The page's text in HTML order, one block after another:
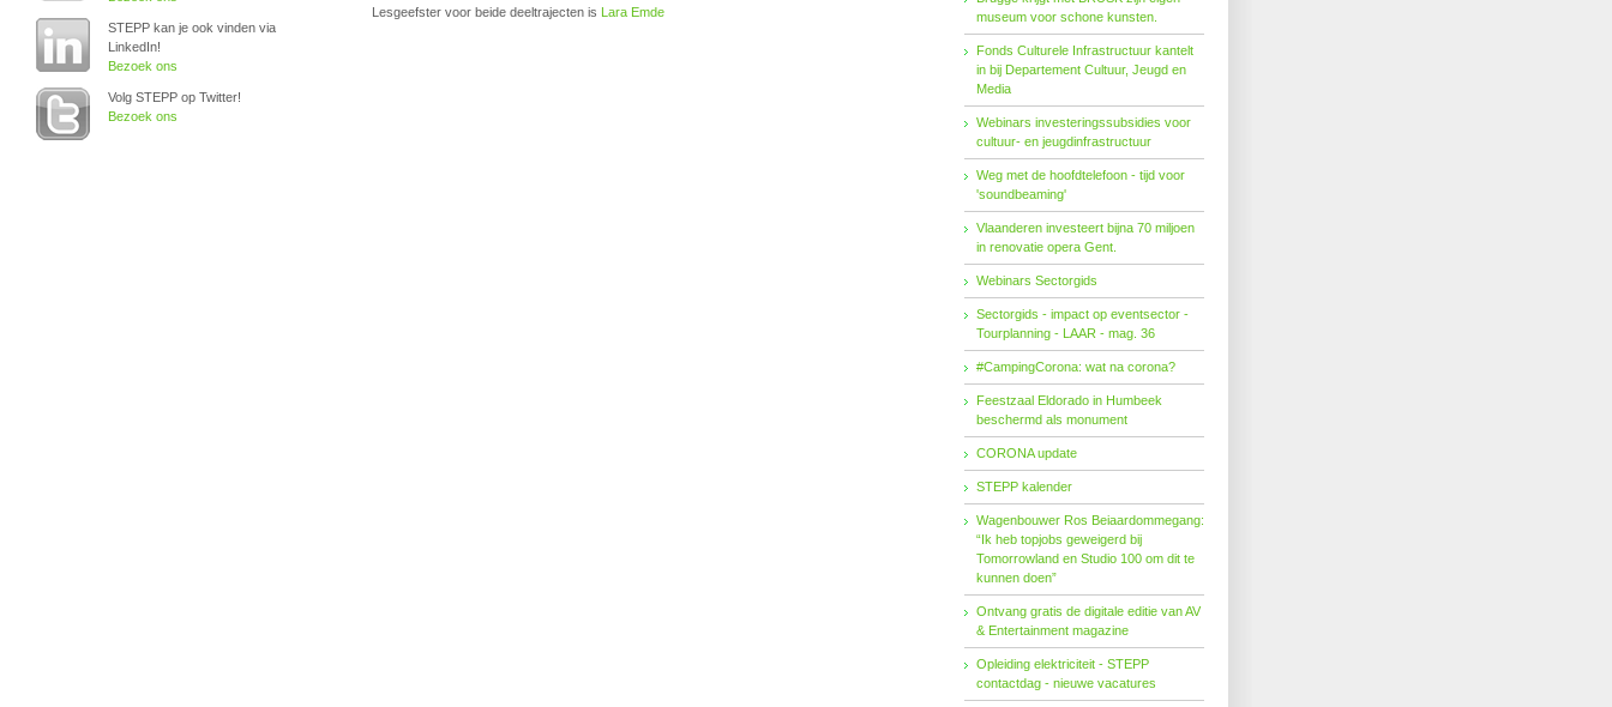
STEPP kan je ook vinden via
LinkedIn!
Bezoek ons
Volg STEPP op Twitter!
Bezoek ons
Lesgeefster voor beide deeltrajecten is Lara Emde
museum voor schone kunsten.
Fonds Cul­tu­re­le In­fra­struc­tuur kan­telt
in bij De­par­te­ment Cul­tuur, Jeugd en
Me­dia
Webinars investeringssubsidies voor
cultuur- en jeugdinfrastructuur
Weg met de hoofdtelefoon - tijd voor
'soundbeaming'
Vlaanderen investeert bijna 70 miljoen
in renovatie opera Gent.
Webinars Sectorgids
Sectorgids - impact op eventsector -
Tourplanning - LAAR - mag. 36
#CampingCorona: wat na corona?
Feestzaal Eldorado in Humbeek
beschermd als monument
CORONA update
STEPP kalender
Wagenbouwer Ros Beiaardommegang:
“Ik heb topjobs geweigerd bij
Tomorrowland en Studio 100 om dit te
kunnen doen”
Ontvang gratis de digitale editie van AV
& Entertainment magazine
Opleiding elektriciteit - STEPP
contactdag - nieuwe vacatures